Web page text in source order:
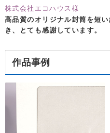
株式会社エコハウス様
高品質のオリジナル封筒を短
き、とても感謝しています。
作品事例